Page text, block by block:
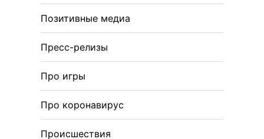
Позитивные медиа
Пресс-релизы
Про игры
Про коронавирус
Происшествия